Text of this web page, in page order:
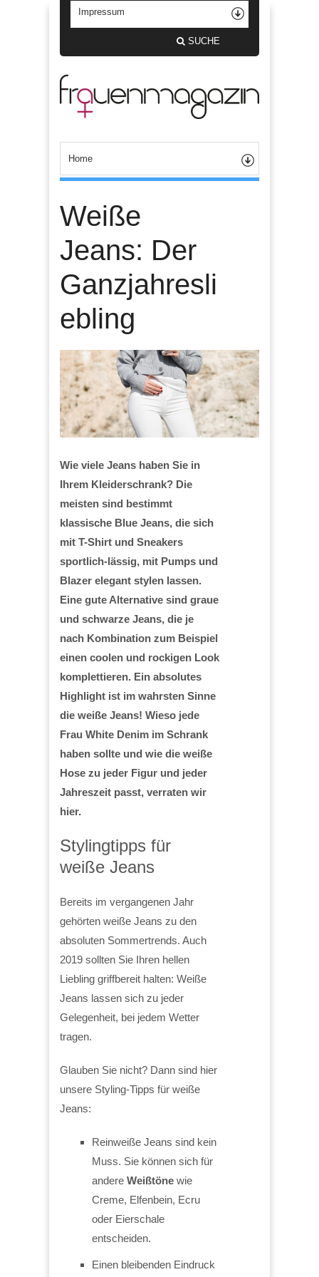
SUCHE
Weiße
Jeans: Der
Ganzjahresli
ebling
Wie viele Jeans haben Sie in
Ihrem Kleiderschrank? Die
meisten sind bestimmt
klassische Blue Jeans, die sich
mit T-Shirt und Sneakers
sportlich-lässig, mit Pumps und
Blazer elegant stylen lassen.
Eine gute Alternative sind graue
und schwarze Jeans, die je
nach Kombination zum Beispiel
einen coolen und rockigen Look
komplettieren. Ein absolutes
Highlight ist im wahrsten Sinne
die weiße Jeans! Wieso jede
Frau White Denim im Schrank
haben sollte und wie die weiße
Hose zu jeder Figur und jeder
Jahreszeit passt, verraten wir
hier.
Stylingtipps für
weiße Jeans
Bereits im vergangenen Jahr
gehörten weiße Jeans zu den
absoluten Sommertrends. Auch
2019 sollten Sie Ihren hellen
Liebling griffbereit halten: Weiße
Jeans lassen sich zu jeder
Gelegenheit, bei jedem Wetter
tragen.
Glauben Sie nicht? Dann sind hier
unsere Styling-Tipps für weiße
Jeans:
Reinweiße Jeans sind kein
Muss. Sie können sich für
andere Weißtöne wie
Creme, Elfenbein, Ecru
oder Eierschale
entscheiden.
Einen bleibenden Eindruck